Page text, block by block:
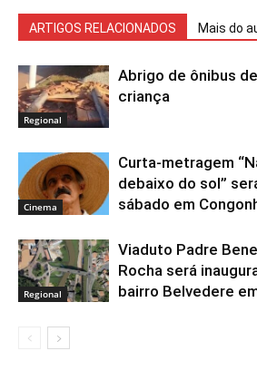
ARTIGOS RELACIONADOS Mais do
Regional
Abrigo de ônibus
criança
Cinema
Curta-metragem
debaixo do sol”
sábado em
Regional
Viaduto Padre
Rocha será
bairro Belvedere